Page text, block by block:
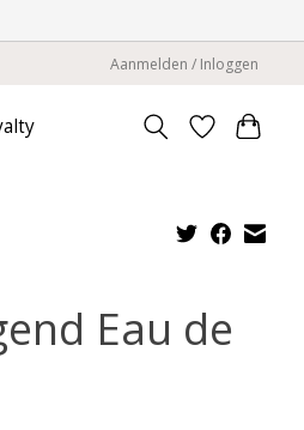
Aanmelden / Inloggen
Eau de